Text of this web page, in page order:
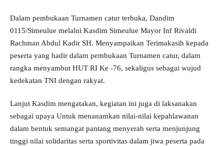
Dalam pembukaan Turnamen catur terbuka, Dandim
0115/Simeulue melalui Kasdim Simeulue Mayor Inf Rivaldi
Rachman Abdul Kadir SH. Menyampaikan Terimakasih kepada
peserta yang hadir dalam pembukaan Turnamen catur, dalam
rangka menyambut HUT RI Ke -76, sekaligus sebagai wujud
kedekatan TNI dengan rakyat.
Lanjut Kasdim mengatakan, kegiatan ini juga di laksanakan
sebagai upaya Untuk menanamkan nilai-nilai kepahlawanan
dalam bentuk semangat pantang menyerah serta menjunjung
tinggi nilai solidaritas serta sportivitas dalam jiwa peserta pada